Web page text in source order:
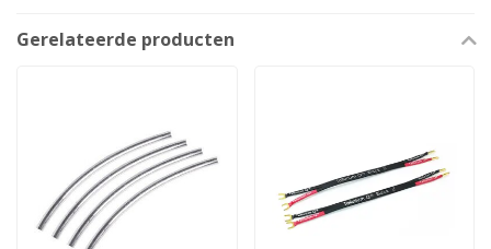
Gerelateerde producten